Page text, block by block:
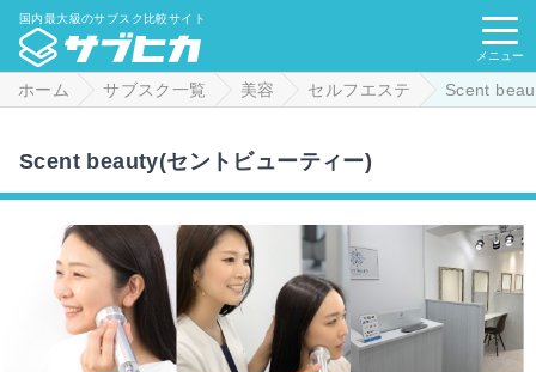
国内最大級のサブスク比較サイト
メニュー
ホーム サブスク一覧 美容 セルフエステ Scent
Scent beauty(セントビューティー)